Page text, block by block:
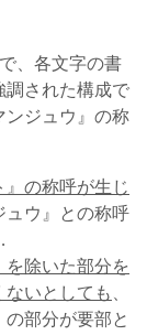
、各文字の書
調された構成で
ンジュウ』の称
の称呼が生じ
ュウ』との称呼
除いた部分を
ないとしても
部分が要部と